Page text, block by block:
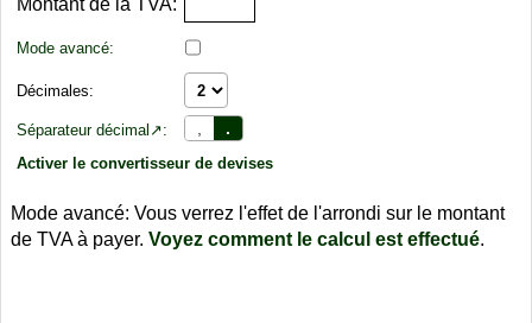
Mode avancé:
Décimales:
Séparateur décimal↗: .
Activer le convertisseur de devises
Mode avancé: Vous verrez l'effet de l'arrondi sur le montant
de TVA à payer. Voyez comment le calcul est effectué.